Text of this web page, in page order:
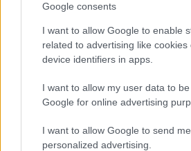
Google consents
I want to allow Google to enable
related to advertising like cookies
device identifiers in apps.
I want to allow my user data to
Google for online advertising
I want to allow Google to send me
personalized advertising.
Londra cambia
Pechino: la vera storia
rischio Huawei nel